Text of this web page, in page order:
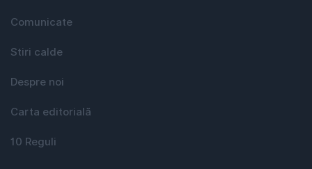
Comunicate
Stiri calde
Despre noi
Carta editorială
10 Reguli